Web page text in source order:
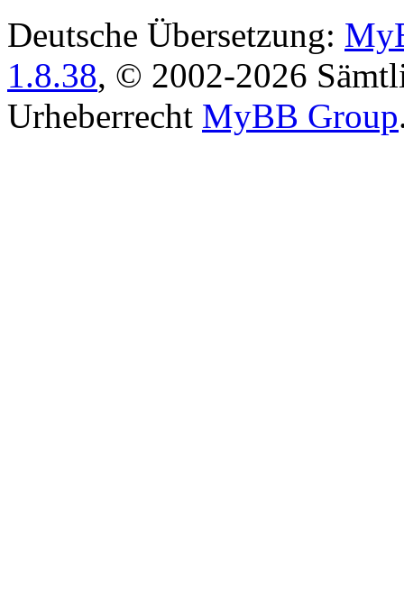
Deutsche Übersetzung:
1.8.38, © 2002-2026
Urheberrecht MyBB Group